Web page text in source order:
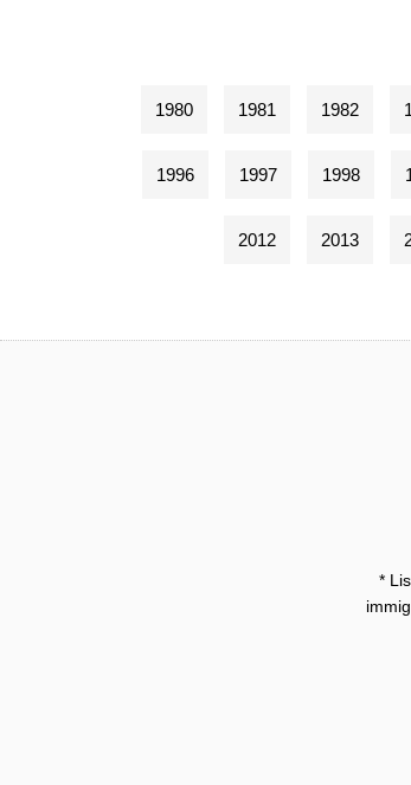
1980 1981 1982
1996 1997 1998
2012 2013
*